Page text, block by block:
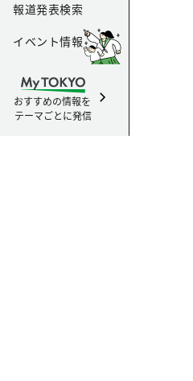
報道発表検索
イベント情報
おすすめの情報を
テーマごとに発信